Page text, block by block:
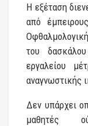
Η εξέταση
από
του
εργαλείου
αναγνωστικής
Δεν υπάρχει
μαθητές